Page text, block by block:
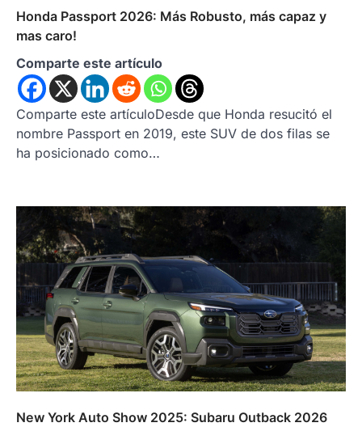
Honda Passport 2026: Más Robusto, más capaz y
mas caro!
Comparte este artículo
Comparte este artículoDesde que Honda resucitó el
nombre Passport en 2019, este SUV de dos filas se
ha posicionado como…
New York Auto Show 2025: Subaru Outback 2026